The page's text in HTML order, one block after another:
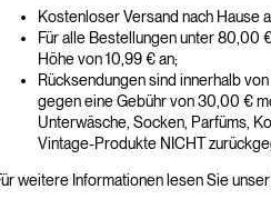
Kostenloser Versand nach Hause
Für alle Bestellungen unter 80,00
Höhe von 10,99 € an;
Rücksendungen sind innerhalb
gegen eine Gebühr von 30,00 €
Unterwäsche, Socken, Parfüms,
Vintage-Produkte NICHT
weitere Informationen lesen Sie unser